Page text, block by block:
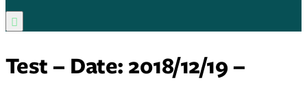

Test – Date: 2018/12/19 –